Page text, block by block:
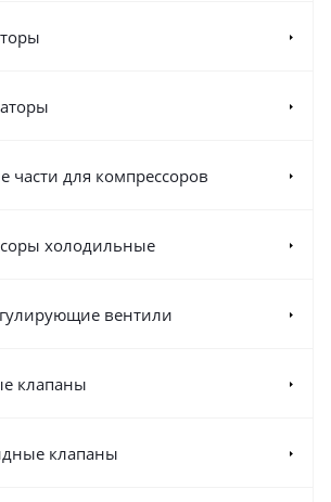
части для компрессоров
холодильные
вентили
клапаны
клапаны